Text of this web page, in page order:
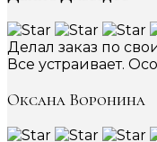
Делал заказ по
Все устраивает.
Оксана Воронина